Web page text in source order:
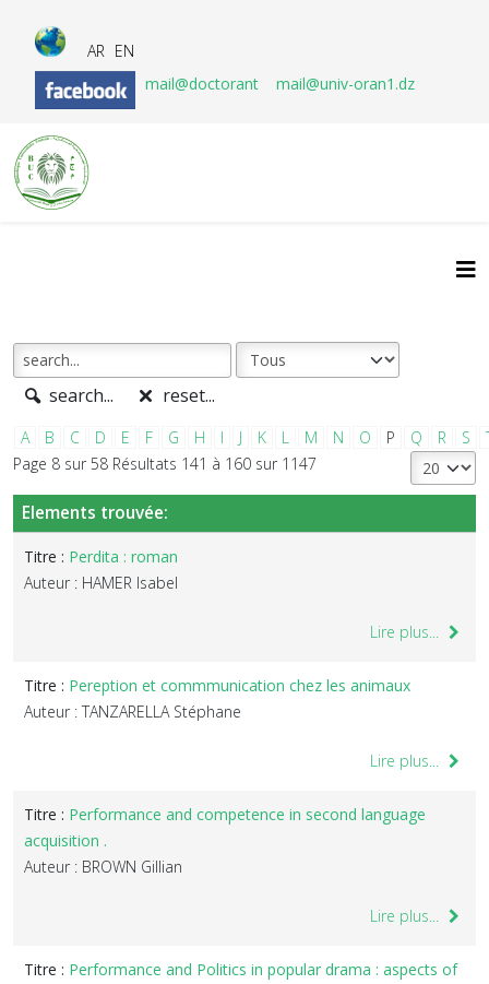
AR EN
mail@doctorant
mail@univ-oran1.dz
search... reset...
A B C D E F G H I J K L M N O P Q R S
Page 8 sur 58 Résultats 141 à 160 sur 1147
Elements trouvée:
Titre : Perdita : roman
Auteur : HAMER Isabel
Lire plus...
Titre : Pereption et commmunication chez les animaux
Auteur : TANZARELLA Stéphane
Lire plus...
Titre : Performance and competence in second language
acquisition .
Auteur : BROWN Gillian
Lire plus...
Titre : Performance and Politics in popular drama : aspects of